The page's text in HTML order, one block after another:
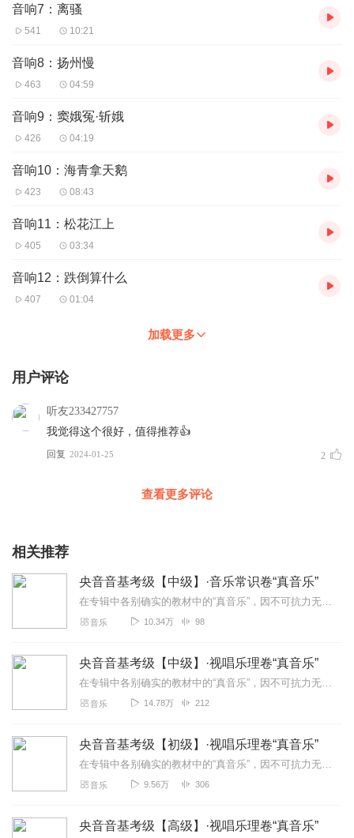
音响7：离骚
541 10:21
音响8：扬州慢
463 04:59
音响9：窦娥冤·斩娥
426 04:19
音响10：海青拿天鹅
423 08:43
音响11：松花江上
405 03:34
音响12：跌倒算什么
407 01:04
加载更多
用户评论
听友233427757
我觉得这个很好，值得推荐👍
回复 2024-01-25 2
查看更多评论
相关推荐
央音音基考级【中级】·音乐常识卷“真音乐”
在专辑中各别确实的教材中的“真音乐”，因不可抗力无法通过上传，如需请私，留下电子邮箱。了解更多音基课程请从主页私信
音乐 10.34万 98
央音音基考级【中级】·视唱乐理卷“真音乐”
在专辑中各别确实的教材中的“真音乐”，因不可抗力无法通过上传，如需请私，留下电子邮箱。了解更多音基课程请从主页私信
音乐 14.78万 212
央音音基考级【初级】·视唱乐理卷“真音乐”
在专辑中各别确实的教材中的“真音乐”，因不可抗力无法通过上传，如需请私，留下电子邮箱。了解更多音基课程请从主页私信
音乐 9.56万 306
央音音基考级【高级】·视唱乐理卷“真音乐”